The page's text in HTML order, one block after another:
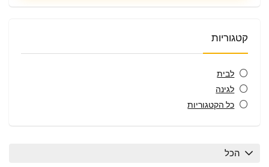
קטגוריות
לבית
לגינה
כל הקטגוריות
הכל